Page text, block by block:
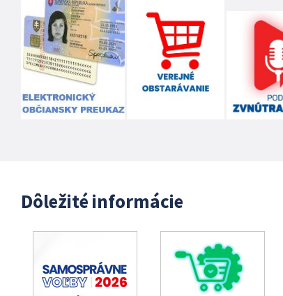
Dôležité informácie